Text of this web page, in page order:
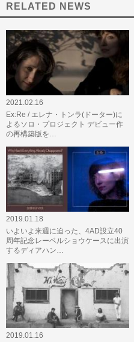
RELATED NEWS
2021.02.16
Ex:Re / エレナ・トンラ(ドーター)に
よるソロ・プロジェクト デビュー作
の再構築版を…
2019.01.18
いよいよ来週に迫った、4AD設立40
周年記念レーベルショウケースに出演
するディアハン…
2019.01.16